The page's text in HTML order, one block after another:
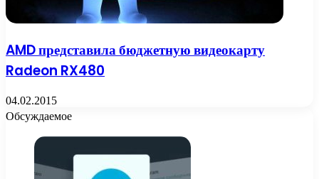
AMD представила бюджетную видеокарту
Radeon RX480
04.02.2015
Обсуждаемое